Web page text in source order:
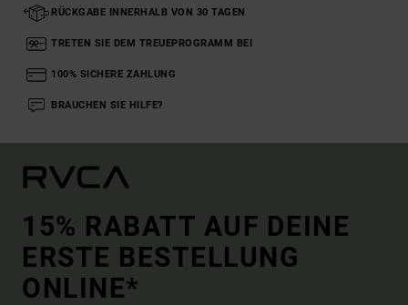
RÜCKGABE INNERHALB VON 30 TAGEN
TRETEN SIE DEM TREUEPROGRAMM BEI
100% SICHERE ZAHLUNG
BRAUCHEN SIE HILFE?
15% RABATT AUF DEINE
ERSTE BESTELLUNG
ONLINE*